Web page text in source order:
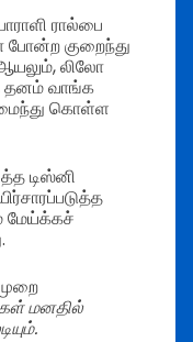
ரால்பை
குறைந்து
லிலோ
தனம் வாங்க
கொள்ள
டிஸ்னி
மேய்க்கச்
மனதில்